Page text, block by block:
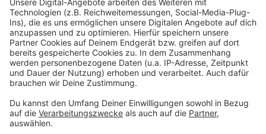
Anzeige
Doch warum setzen so viele Eltern trotz der
bekannten Risiken auf das Elterntaxi?Laut einer
ADAC-Umfrageempfinden nur 50 Prozent der Eltern in
NRW den Schulweg ihrer Kinder als sicher. Die größten
Sorgen bereiten unachtsame Verkehrsteilnehmer, zu
schnelles Fahren und potenzielle Gefahren durch